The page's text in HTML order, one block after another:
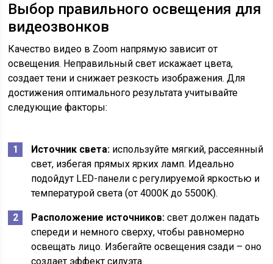
Выбор правильного освещения для
видеозвонков
Качество видео в Zoom напрямую зависит от
освещения. Неправильный свет искажает цвета,
создает тени и снижает резкость изображения. Для
достижения оптимального результата учитывайте
следующие факторы:
Источник света: используйте мягкий, рассеянный
свет, избегая прямых ярких ламп. Идеально
подойдут LED-панели с регулируемой яркостью и
температурой света (от 4000K до 5500K).
Расположение источников: свет должен падать
спереди и немного сверху, чтобы равномерно
освещать лицо. Избегайте освещения сзади – оно
создает эффект силуэта.